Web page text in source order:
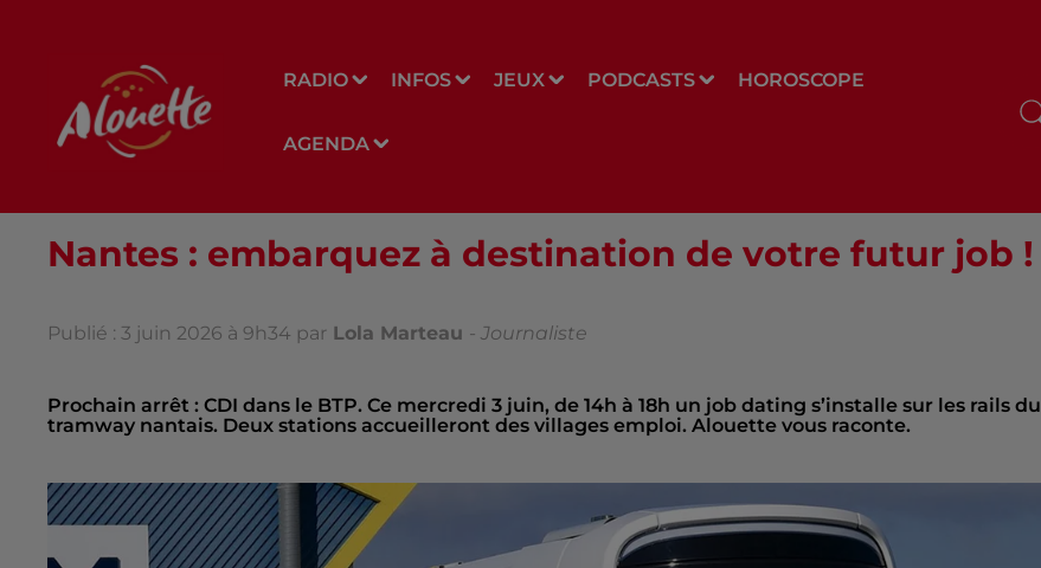
RADIO INFOS JEUX PODCASTS HOROSCOPE
AGENDA
Nantes : embarquez à destination de votre futur job !
Publié : 3 juin 2026 à 9h34 par Lola Marteau - Journaliste
Prochain arrêt : CDI dans le BTP. Ce mercredi 3 juin, de 14h à 18h un job dating s’installe sur les rails du
tramway nantais. Deux stations accueilleront des villages emploi. Alouette vous raconte.